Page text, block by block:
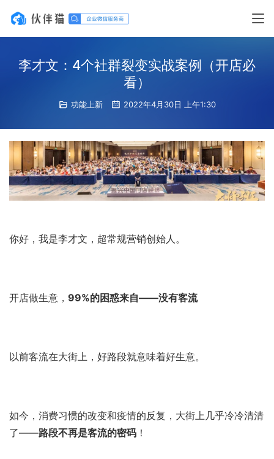
李才文：4个社群裂变实战案例（开店必
看）
功能上新 2022年4月30日 上午1:30
你好，我是李才文，超常规营销创始人。
开店做生意， 99%的困惑来自——没有客流
以前客流在大街上，好路段就意味着好生意。
如今，消费习惯的改变和疫情的反复，大街上几乎冷冷清清
了——路段不再是客流的密码 ！